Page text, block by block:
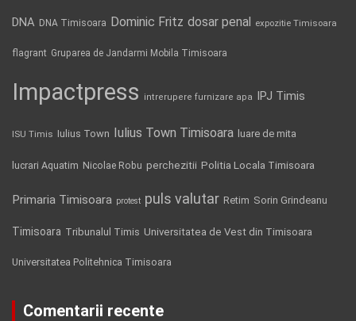
DNA DNA Timisoara Dominic Fritz dosar penal expozitie Timisoara
flagrant Gruparea de Jandarmi Mobila Timisoara
Impactpress intrerupere furnizare apa IPJ Timis
ISU Timis Iulius Town Iulius Town Timisoara luare de mita
lucrari Aquatim Nicolae Robu perchezitii Politia Locala Timisoara
Primaria Timisoara protest puls valutar Retim Sorin Grindeanu
Timisoara Tribunalul Timis Universitatea de Vest din Timisoara
Universitatea Politehnica Timisoara
Comentarii recente